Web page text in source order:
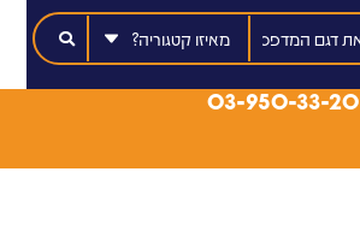
03-950-33-20